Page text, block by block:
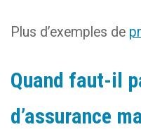
Plus d’exemples de
Quand faut-il
d’assurance